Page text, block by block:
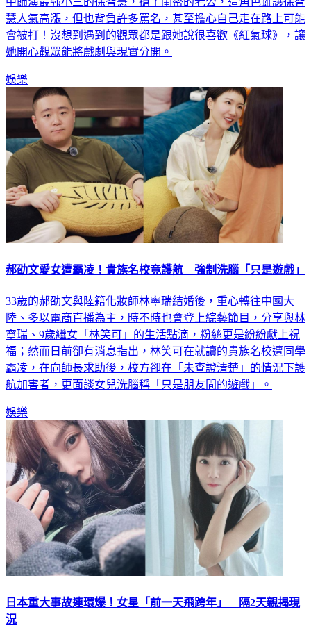
中飾演最強小三的徐智慧，搶了閨密的老公，這角色雖讓徐智
慧人氣高漲，但也背負許多罵名，甚至擔心自己走在路上可能
會被打！沒想到遇到的觀眾都是跟她說很喜歡《紅氣球》，讓
娛樂
33歲的郝劭文與陸籍化妝師林寧瑞結婚後，重心轉往中國大
陸、多以電商直播為主，時不時也會登上綜藝節目，分享與林
寧瑞、9歲繼女「林笑可」的生活點滴，粉絲更是紛紛獻上祝
福；然而日前卻有消息指出，林笑可在就讀的貴族名校遭同學
霸凌，在向師長求助後，校方卻在「未查證清楚」的情況下護
娛樂
日本重大事故連環爆！女星「前一天飛跨年」 隔2天親揭現